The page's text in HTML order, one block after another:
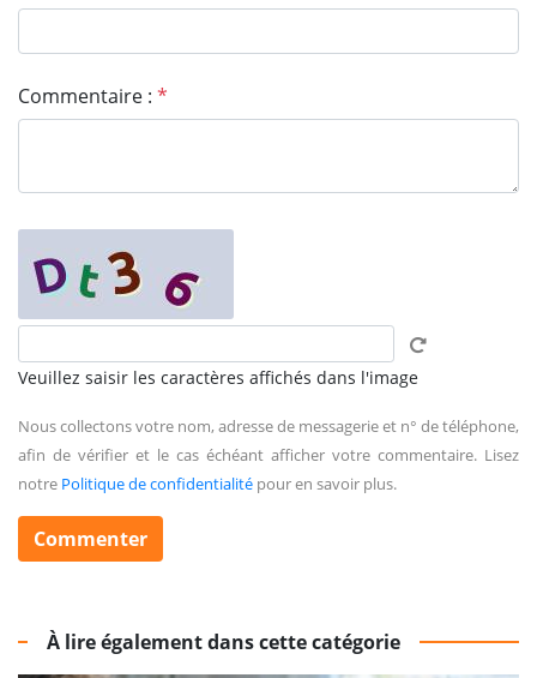
Commentaire : *
Veuillez saisir les caractères affichés dans l'image
Nous collectons votre nom, adresse de messagerie et n° de téléphone,
afin de vérifier et le cas échéant afficher votre commentaire. Lisez
notre Politique de confidentialité pour en savoir plus.
À lire également dans cette catégorie